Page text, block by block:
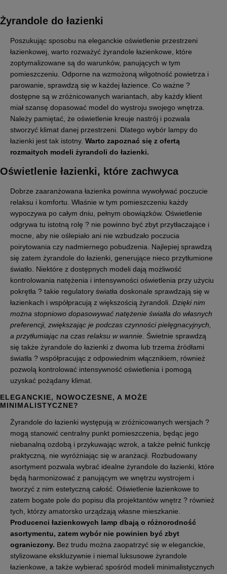
Żyrandole do łazienki
Poszukując sposobu na eleganckie oświetlenie przestrzeni
łazienkowej, warto rozważyć żyrandole łazienkowe, które
zoptymalizowane są do warunków, panujących w tym
pomieszczeniu. Odporne na wzmożoną wilgotność powietrza i
parowanie, sprawdzą się w każdej łazience. Co ważne ?
dostępne są w zróżnicowanych wariantach, aby każdy klient
miał szansę dopasować model do wystroju swojego wnętrza.
Należy pamiętać, że oświetlenie kreuje nastrój i pozwala
stworzyć klimat danej przestrzeni. Dlatego wybór lampy do
łazienki jest tak istotny. Warto zapoznać się z ofertą
rozmaitych modeli żyrandoli do łazienki.
Oświetlenie łazienki, które zachwyca
Dobrze zaaranżowana łazienka powinna wywoływać poczucie
relaksu i komfortu. Właśnie w tym pomieszczeniu każdy
wypoczywa po całym dniu, pełnym obowiązków. Oświetlenie
odgrywa tu istotną rolę ? nie powinno być zbyt przytłaczające i
mocne, aby nie oślepiało ani nie wzbudzało poczucia
poirytowania czy nadmiernego pobudzenia. Najlepiej sprawdzą
się zatem żyrandole do łazienki, generujące nieco przytłumione
światło. Niektóre z dostępnych modeli dają możliwość
kontrolowania natężenia i intensywności oświetlenia przy użyciu
pokrętła ? takie regulatory światła doskonale sprawdzają się w
łazienkach i współpracują z większością żyrandoli. Dzięki nim
można stopniowo dopasowywać natężenie światła do własnych
preferencji, zwiększając je podczas czynności pielęgnacyjnych,
a przytłumiając na czas relaksu w wannie. Świetnie sprawdzą
się także żyrandole do łazienki z dwoma lub trzema źródłami
światła ? współpracując z odpowiednim włącznikiem, również
pozwolą kontrolować intensywność oświetlenia i pomogą
uzyskać pożądany klimat.
ELEGANCKIE, NOWOCZESNE, A MOŻE
MINIMALISTYCZNE?
Żyrandole do łazienki występują w zróżnicowanych wersjach ?
mogą stanowić centralny punkt pomieszczenia, będąc jego
niebanalną ozdobą i przykuwając wzrok, a także pełnić funkcję
praktyczną, nie wyróżniając się w aranżacji. Rozbudowany
asortyment pozwala wybrać idealne żyrandole do łazienki, które
będą harmonizować z panującym we wnętrzu wystrojem i
tworzyć z nim estetyczną całość. Oświetlenie łazienkowe to
zatem bogate pole do popisu dla projektantów wnętrz ? również
tych, którzy amatorsko urządzają własne mieszkanie.
Producenci łazienkowych lamp dbają o różnorodność
asortymentu, zatem wybór nie powinien być zbyt
ograniczony. Bez trudu można zaopatrzyć się w eleganckie,
stylizowane ekskluzywnie i niemal luksusowe żyrandole
łazienkowe, a także wybierać spośród modeli minimalistycznych